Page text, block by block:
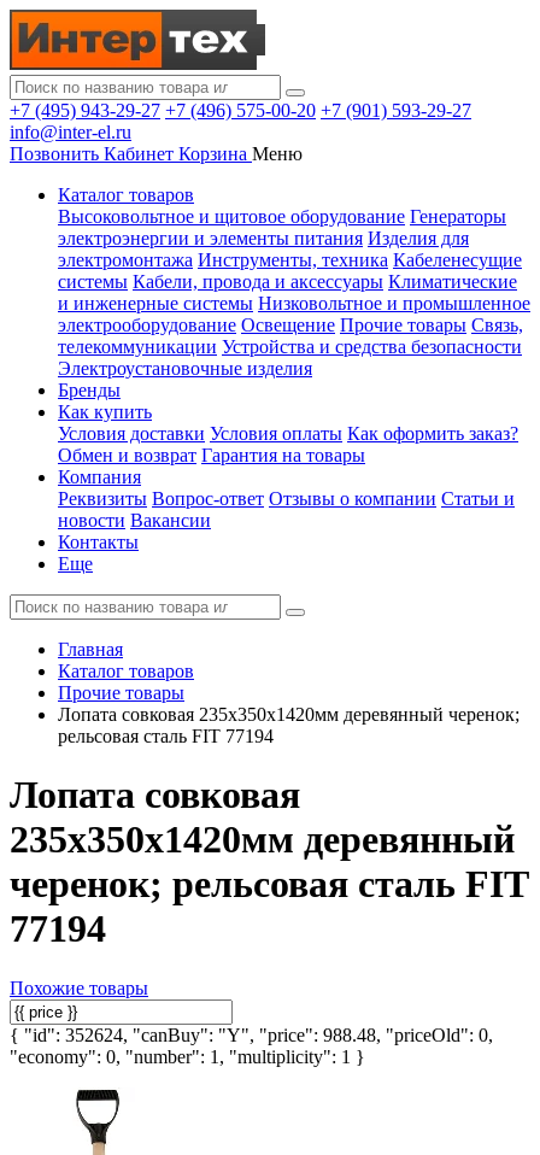
+7 (495) 943-29-27 +7 (496) 575-00-20 +7 (901) 593-29-27
info@inter-el.ru
Позвонить Кабинет Корзина Меню
Каталог товаров
Высоковольтное и щитовое оборудование Генераторы
электроэнергии и элементы питания Изделия для
электромонтажа Инструменты, техника Кабеленесущие
системы Кабели, провода и аксессуары Климатические
и инженерные системы Низковольтное и промышленное
электрооборудование Освещение Прочие товары Связь,
телекоммуникации Устройства и средства безопасности
Электроустановочные изделия
Бренды
Как купить
Условия доставки Условия оплаты Как оформить заказ?
Обмен и возврат Гарантия на товары
Компания
Реквизиты Вопрос-ответ Отзывы о компании Статьи и
новости Вакансии
Контакты
Еще
Главная
Каталог товаров
Прочие товары
Лопата совковая 235х350х1420мм деревянный черенок;
рельсовая сталь FIT 77194
Лопата совковая
235х350х1420мм деревянный
черенок; рельсовая сталь FIT
77194
Похожие товары
{ "id": 352624, "canBuy": "Y", "price": 988.48, "priceOld": 0,
"economy": 0, "number": 1, "multiplicity": 1 }